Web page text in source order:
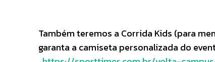
Também teremos a Corrida Kids (para
garanta a camiseta personalizada do